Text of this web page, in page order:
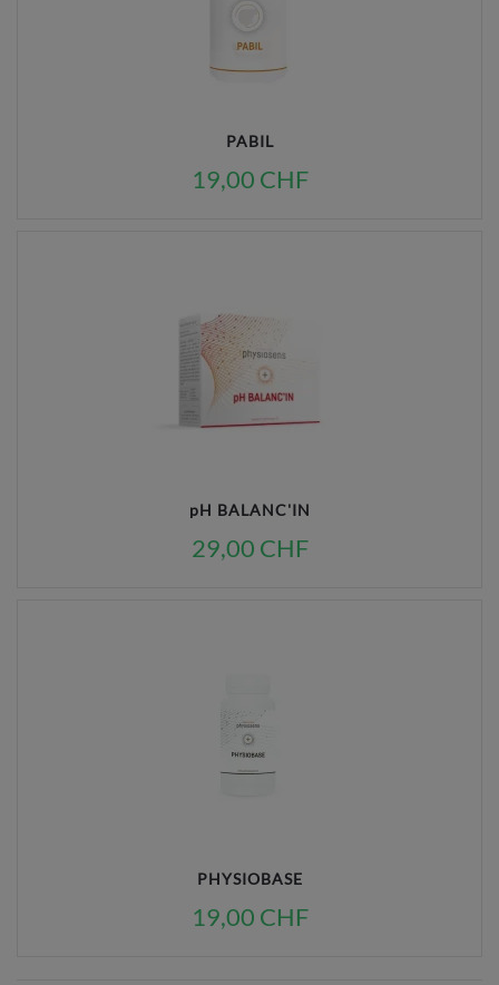
PABIL
19,00 CHF
pH BALANC'IN
29,00 CHF
PHYSIOBASE
19,00 CHF